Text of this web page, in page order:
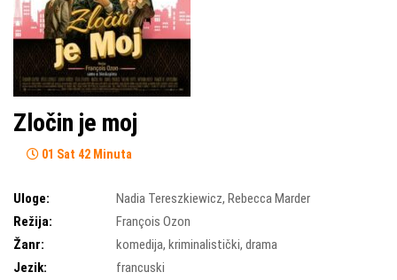
Zločin je moj
01 Sat 42 Minuta
Uloge: Nadia Tereszkiewicz,Rebecca Marder
Režija:
François Ozon
Žanr:
komedija,kriminalistički,drama
Jezik:
francuski